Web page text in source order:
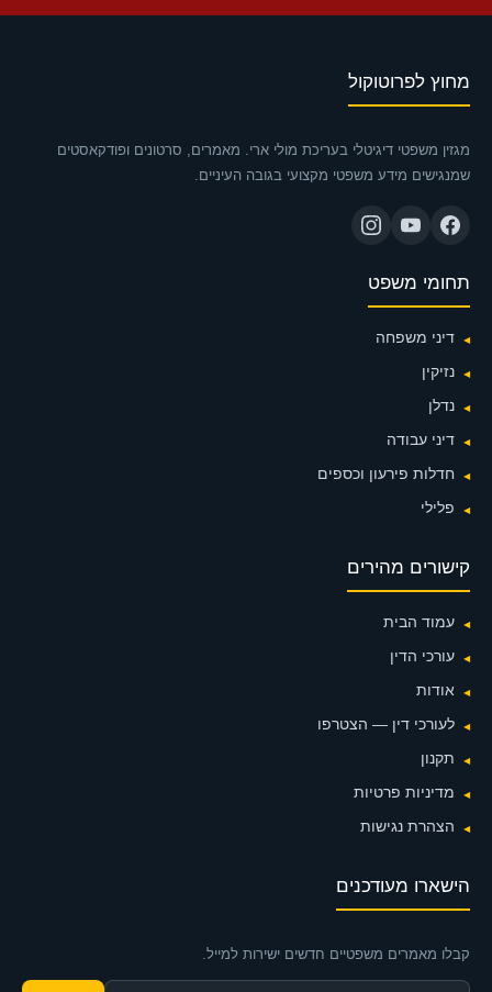
מחוץ לפרוטוקול
מגזין משפטי דיגיטלי בעריכת מולי ארי. מאמרים, סרטונים ופודקאסטים
שמנגישים מידע משפטי מקצועי בגובה העיניים.
תחומי משפט
דיני משפחה
נזיקין
נדלן
דיני עבודה
חדלות פירעון וכספים
פלילי
קישורים מהירים
עמוד הבית
עורכי הדין
אודות
לעורכי דין — הצטרפו
תקנון
מדיניות פרטיות
הצהרת נגישות
הישארו מעודכנים
קבלו מאמרים משפטיים חדשים ישירות למייל.